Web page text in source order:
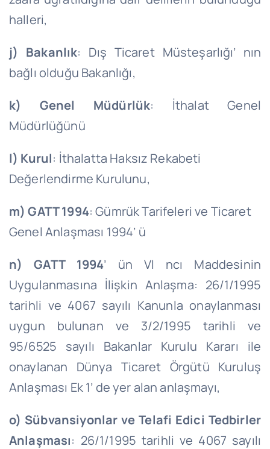
halleri,
j) Bakanlık: Dış Ticaret Müsteşarlığı’ nın
bağlı olduğu Bakanlığı,
k)
Genel Müdürlük: İthalat Genel
Müdürlüğünü
l) Kurul: İthalatta Haksız Rekabeti
Değerlendirme Kurulunu,
m) GATT 1994: Gümrük Tarifeleri ve Ticaret
Genel Anlaşması 1994’ ü
n)
GATT 1994’ ün VI ncı Maddesinin
Uygulanmasına İlişkin Anlaşma: 26/1/1995
tarihli ve 4067 sayılı Kanunla onaylanması
uygun bulunan ve 3/2/1995 tarihli ve
95/6525 sayılı Bakanlar Kurulu Kararı ile
onaylanan Dünya Ticaret Örgütü Kuruluş
Anlaşması Ek 1’ de yer alan anlaşmayı,
o) Sübvansiyonlar ve Telafi Edici Tedbirler
Anlaşması: 26/1/1995 tarihli ve 4067 sayılı